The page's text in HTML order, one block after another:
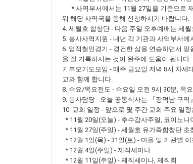
* 사역부서에서는 11월 27일을 기준으로
워 해당 사역국을 통해 신청하시기 바랍니다.
4. 세월호 합창단 - 다음 주일 오후예배는 세
5. 봉사사역지원 - 내년 각 기관과 사역부서
6. 영적철인경기 - 경건한 삶을 연습하면서
을 잘 기록하시는 것이 완주에 도움이 됩니다.
7. 부모기도모임 - 매주 금요일 저녁 8시 차
교와 함께 합니다.
8. 수요/목요전도 - 수요일 오전 9시 30분, 목
9. 봉사담당 - 오늘 공동식사는 『장덕남 구
10. 교회 일정 - 앞으로 몇 주간 교회 주요 일
* 11월 20일(오늘) - 추수감사주일, 코이노니
* 11월 27일(주일) - 세월호 유가족합창단 초
* 12월 1일(목) - 31일(토) - 마을 및 기관별
* 12월 4일(주일) - 제직세미나
* 12월 11일(주일) - 제직세미나, 제직회